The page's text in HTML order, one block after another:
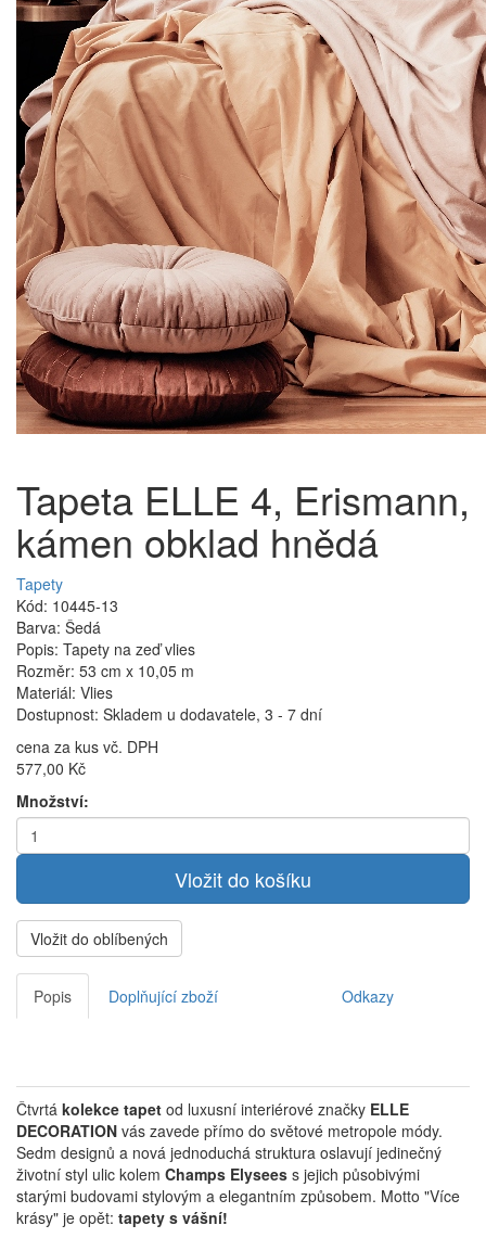
Tapeta ELLE 4, Erismann,
kámen obklad hnědá
Tapety
Kód: 10445-13
Barva: Šedá
Popis: Tapety na zeď vlies
Rozměr: 53 cm x 10,05 m
Materiál: Vlies
Dostupnost: Skladem u dodavatele, 3 - 7 dní
cena za kus vč. DPH
577,00 Kč
Množství:
Vložit do oblíbených
Popis Doplňující zboží Odkazy
Čtvrtá kolekce tapet od luxusní interiérové ​​značky ELLE
DECORATION vás zavede přímo do světové metropole módy.
Sedm designů a nová jednoduchá struktura oslavují jedinečný
životní styl ulic kolem Champs Elysees s jejich působivými
starými budovami stylovým a elegantním způsobem. Motto "Více
krásy" je opět: tapety s vášní!